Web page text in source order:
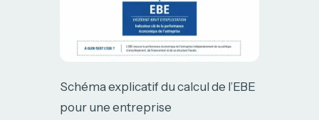
Schéma explicatif du calcul de l’EBE
pour une entreprise